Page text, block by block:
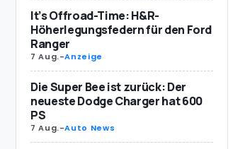
It’s Offroad-Time: H&R-
Höherlegungsfedern für den Ford
Ranger
7 Aug.-Anzeige
Die Super Bee ist zurück: Der
neueste Dodge Charger hat 600
PS
7 Aug.-Auto News